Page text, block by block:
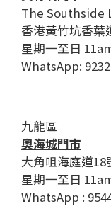
The Southside
香港黃竹坑香葉
星期一至日
WhatsApp:
九龍區
奧海城門市
大角咀海庭道18
星期一至日
WhatsApp :